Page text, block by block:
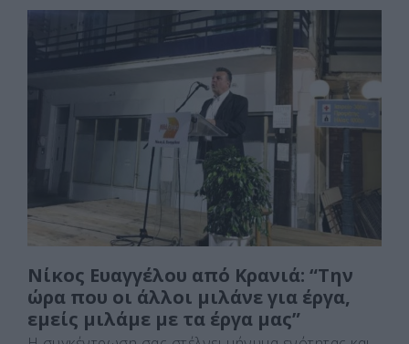
c
e
b
o
st
d
o
n
ai
l
ρ
α
σ
τε
ίτ
ε
Νίκος Ευαγγέλου από Κρανιά: “Την
ώρα που οι άλλοι μιλάνε για έργα,
εμείς μιλάμε με τα έργα μας”